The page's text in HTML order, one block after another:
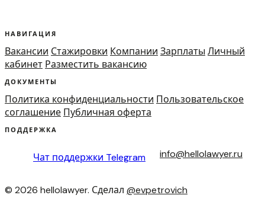
НАВИГАЦИЯ
Вакансии Стажировки Компании Зарплаты Личный
кабинет Разместить вакансию
ДОКУМЕНТЫ
Политика конфиденциальности Пользовательское
соглашение Публичная оферта
ПОДДЕРЖКА
Чат поддержки Telegram info@hellolawyer.ru
© 2026 hellolawyer. Сделал @evpetrovich